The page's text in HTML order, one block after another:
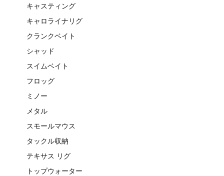
キャスティング
キャロライナリグ
クランクベイト
シャッド
スイムベイト
フロッグ
ミノー
メタル
スモールマウス
タックル収納
テキサス リグ
トップウォーター